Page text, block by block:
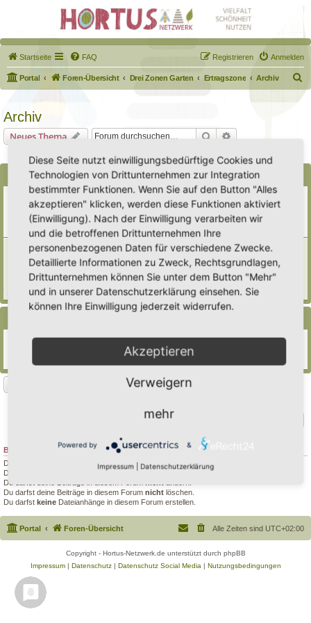
Startseite FAQ Anmelden
Registrieren
Portal Foren-Übersicht Drei Zonen Garten Ertragszone Archiv
u
Archiv
Neues Thema Suche
Bekanntmachungen
Erweiterung der Kriterien zur Eintragung eines Hortus
Letzter Beitrag vonHeike Ehrle«Di 29. Jul 2025, 17:08
Verfasst inAnkündigungen & Fragen zum Forum
Antworten:3
[Bitte lesen] Wie funktioniert die Eintragung Eurer
Gartenprojekte
So 15. Feb 2026, 18:08
Verfasst inEingetragener Hortus - Mein Hortus und ich!
Antworten:1
Pflanzplanung by Frank
Simbienchen«Mo 5. Jan 2026, 17:42
BERECHTIGUNGEN IN DIESEM FORUM
Du darfst
neuen Themen in diesem Forum erstellen.
Du darfst
Antworten zu Themen in diesem Forum erstellen.
Du darfst deine Beiträge in diesem Forum
Du darfst deine Beiträge in diesem Forum nicht löschen.
Du darfst keine Dateianhänge in diesem Forum erstellen.
Portal Foren-Übersicht Alle Zeiten sind UTC+02:00
Copyright - Hortus-Netzwerk.de unterstützt durch phpBB
Impressum| Datenschutz| Datenschutz Social Media | Nutzungsbedingungen
Diese Seite nutzt einwilligungsbedürftige Cookies und
Technologien von Drittunternehmen zur Integration
bestimmter Funktionen. Wenn Sie auf den Button "Alles
akzeptieren" klicken, werden diese Funktionen aktiviert
(Einwilligung). Nach der Einwilligung verarbeiten wir
und die betroffenen Drittunternehmen Ihre
personenbezogenen Daten für verschiedene Zwecke.
Detaillierte Informationen zu Zweck, Rechtsgrundlagen,
Drittunternehmen können Sie unter dem Button "Mehr"
und in unserer Datenschutzerklärung einsehen. Sie
können Ihre Einwilligung jederzeit widerrufen.
Akzeptieren
Verweigern
mehr
Powered by &
Impressum Datenschutzerklärung